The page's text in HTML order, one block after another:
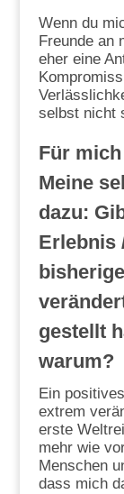
Wenn du
Freunde an
eher eine
selbst nicht
Für
Meine
dazu:
Erlebnis
gestellt
warum?
Ein
extrem
erste
mehr wie
Menschen
dass mich